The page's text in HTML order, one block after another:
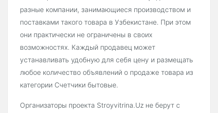
разные компании, занимающиеся производством и
поставками такого товара в Узбекистане. При этом
они практически не ограничены в своих
возможностях. Каждый продавец может
устанавливать удобную для себя цену и размещать
любое количество объявлений о продаже товара из
категории Счетчики бытовые.
Организаторы проекта Stroyvitrina.Uz не берут с